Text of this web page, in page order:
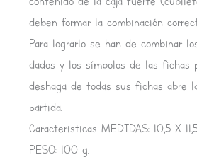
deben formar la combinación
Para lograrlo se han de combinar
dados y los símbolos de las fichas
deshaga de todas sus fichas abre
partida.
Caracteristicas MEDIDAS: 10,5 X
PESO: 100 g.